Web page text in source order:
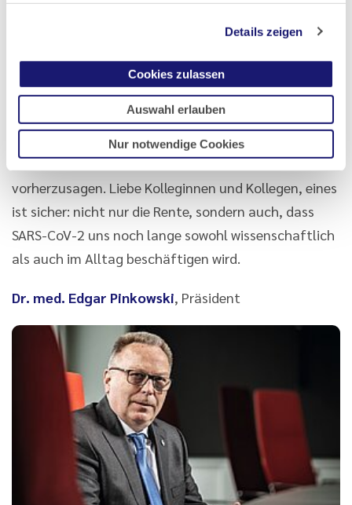
Details zeigen
Cookies zulassen
Auswahl erlauben
Nur notwendige Cookies
Arbeitsbedingungen vorfindet. Wer keine persönliche
Schutzausrüstung hat, ist nicht nur in seiner
psychisch stark belastet und könnte ein Second
Victim (vgl. Seite 444–446) werden.
Es braucht keine hellseherischen Fähigkeiten, um
weitere Reformen im Gesundheitswesen
vorherzusagen. Liebe Kolleginnen und Kollegen, eines
ist sicher: nicht nur die Rente, sondern auch, dass
SARS-CoV-2 uns noch lange sowohl wissenschaftlich
als auch im Alltag beschäftigen wird.
Dr. med. Edgar Pinkowski, Präsident